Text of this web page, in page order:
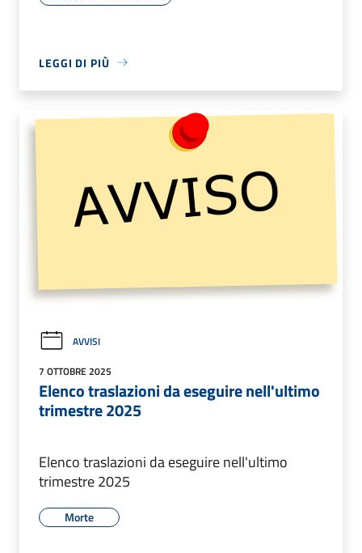
LEGGI DI PIÙ
AVVISI
7 OTTOBRE 2025
Elenco traslazioni da eseguire nell'ultimo
trimestre 2025
Elenco traslazioni da eseguire nell'ultimo
trimestre 2025
Morte